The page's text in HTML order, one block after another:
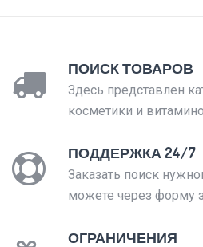
ПОИСК ТОВАРОВ
Здесь представлен
косметики и
ПОДДЕРЖКА 24/7
Заказать поиск
можете через форму
ОГРАНИЧЕНИЯ